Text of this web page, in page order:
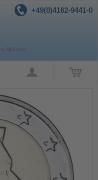
+49(0)4162-9441-0